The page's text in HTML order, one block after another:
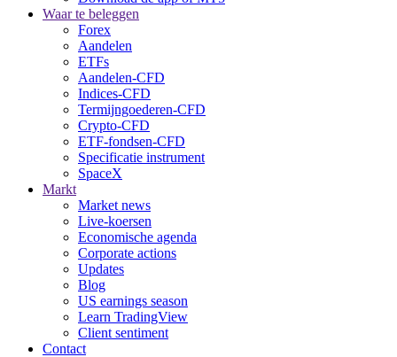
Waar te beleggen
Forex
Aandelen
ETFs
Aandelen-CFD
Indices-CFD
Termijngoederen-CFD
Crypto-CFD
ETF-fondsen-CFD
Specificatie instrument
SpaceX
Markt
Market news
Live-koersen
Economische agenda
Corporate actions
Updates
Blog
US earnings season
Learn TradingView
Client sentiment
Contact